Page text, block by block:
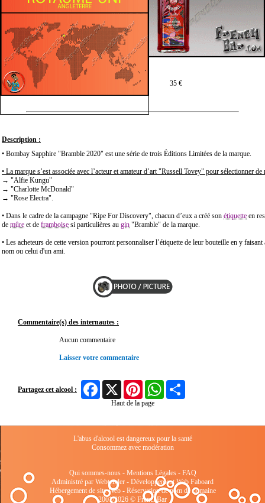
Prix moyen en 70 cl : 35 €
Description :
• Bombay Sapphire "Bramble 2020" est une série de trois Éditions Limitées de la marque.
• La marque s’est associée avec l’acteur et amateur d’art "Russell Tovey" pour sélectionner
→ "Alfie Kungu"
→ "Charlotte McDonald"
→ "Rose Electra".
• Dans le cadre de la campagne "Ripe For Discovery", chacun d’eux a créé son étiquette en
de mûre et de framboise si particulières au gin "Bramble" de la marque.
• Les acheteurs de cette version pourront personnaliser l’étiquette de leur bouteille en y
nom ou celui d'un ami.
Commentaire(s) des internautes :
Aucun commentaire
Laisser votre commentaire
Partagez cet alcool :
FacebookX Pinterest WhatsApp
Haut de la page
L'abus d'alcool est dangereux pour la santé
Consommez avec modération
Qui sommes-nous- Mentions Légales- FAQ
Administré par Webtender - Développement Web Faboard
Hébergement de site Web- Réservation de nom de domaine
2001/2026 © FrenchBar